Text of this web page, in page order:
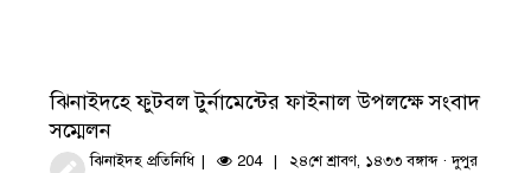
ঝিনাইদহে ফুটবল টুর্নামেন্টের ফাইনাল উপলক্ষে সংবাদ
সম্মেলন
ঝিনাইদহ প্রতিনিধি 204 ২৪শে শ্রাবণ, ১৪৩৩ বঙ্গাব্দ · দুপুর